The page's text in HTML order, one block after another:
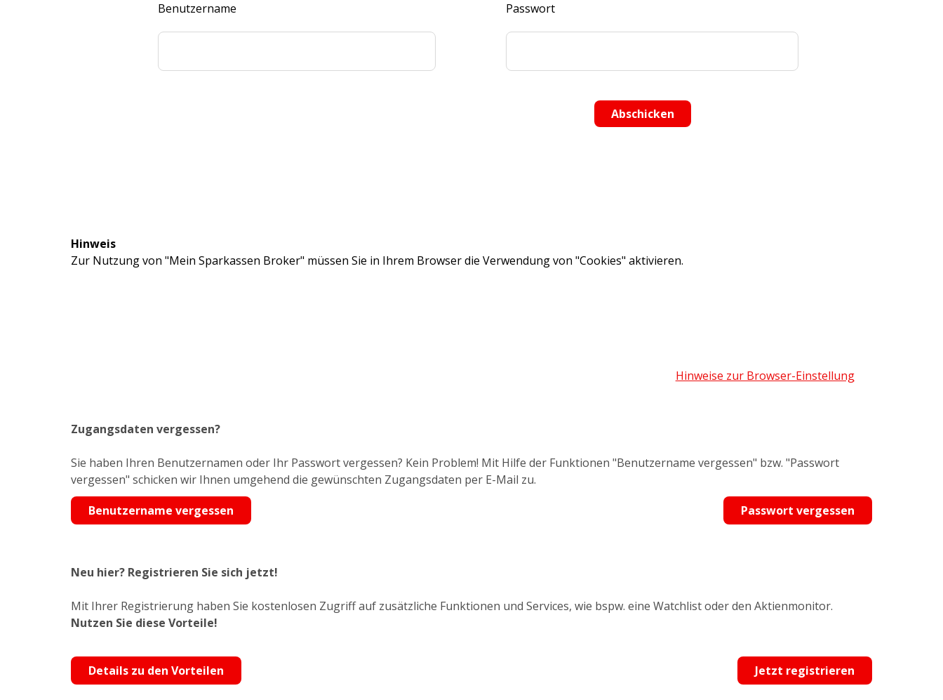
Benutzername Passwort
Hinweis
Zur Nutzung von "Mein Sparkassen Broker" müssen Sie in Ihrem Browser die Verwendung von "Cookies" aktivieren.
Hinweise zur Browser-Einstellung
Zugangsdaten vergessen?
Sie haben Ihren Benutzernamen oder Ihr Passwort vergessen? Kein Problem! Mit Hilfe der Funktionen "Benutzername vergessen" bzw. "Passwort
vergessen" schicken wir Ihnen umgehend die gewünschten Zugangsdaten per E-Mail zu.
Benutzername vergessen
Passwort vergessen
Neu hier? Registrieren Sie sich jetzt!
Mit Ihrer Registrierung haben Sie kostenlosen Zugriff auf zusätzliche Funktionen und Services, wie bspw. eine Watchlist oder den Aktienmonitor.
Nutzen Sie diese Vorteile!
Details zu den Vorteilen Jetzt registrieren